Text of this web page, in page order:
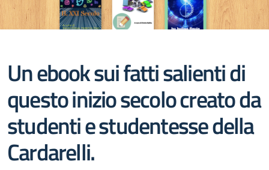
Un ebook sui fatti salienti di
questo inizio secolo creato da
studenti e studentesse della
Cardarelli.